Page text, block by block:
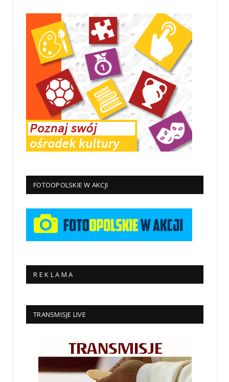
FOTOOPOLSKIE W AKCJI
R E K L A M A
TRANSMISJE LIVE